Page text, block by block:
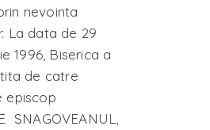
nevointa
La data de 29
1996, Biserica a
de catre
episcop
SNAGOVEANUL,